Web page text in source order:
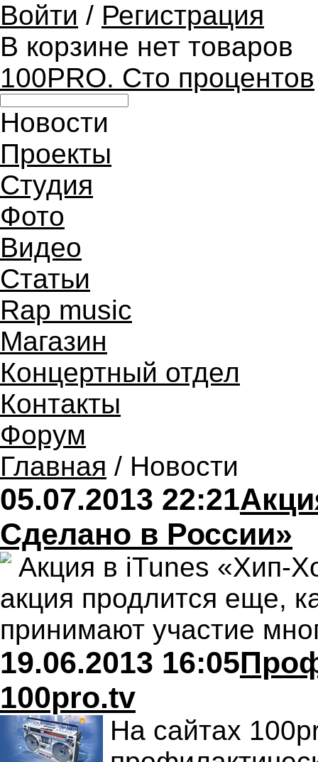
Войти / Регистрация
В корзине нет товаров
100PRO. Сто процентов
Новости
Проекты
Студия
Фото
Видео
Статьи
Rap music
Магазин
Концертный отдел
Контакты
Форум
Главная / Новости
05.07.2013 22:21
Сделано в России»
Акция в iTunes «Хип-
акция продлится еще,
принимают участие
19.06.2013 16:05
100pro.tv
На сайтах